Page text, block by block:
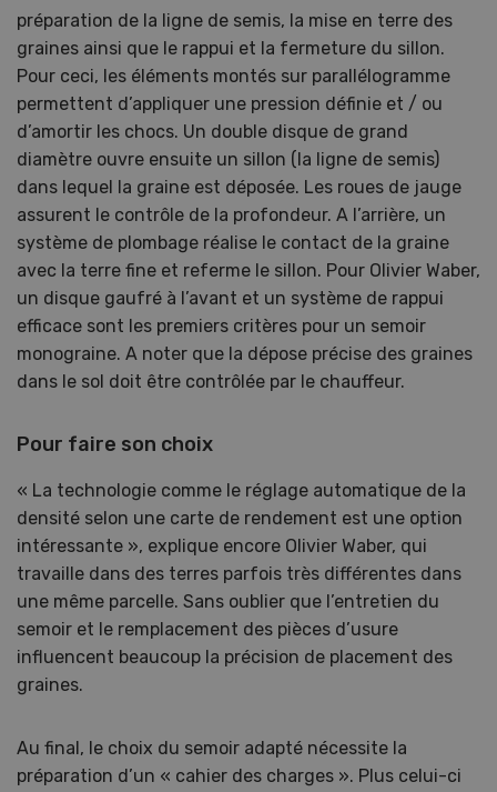
préparation de la ligne de semis, la mise en terre des
graines ainsi que le rappui et la fermeture du sillon.
Pour ceci, les éléments montés sur parallélogramme
permettent d’appliquer une pression définie et / ou
d’amortir les chocs. Un double disque de grand
diamètre ouvre ensuite un sillon (la ligne de semis)
dans lequel la graine est déposée. Les roues de jauge
assurent le contrôle de la profondeur. A l’arrière, un
système de plombage réalise le contact de la graine
avec la terre fine et referme le sillon. Pour Olivier Waber,
un disque gaufré à l’avant et un système de rappui
efficace sont les premiers critères pour un semoir
monograine. A noter que la dépose précise des graines
dans le sol doit être contrôlée par le chauffeur.
Pour faire son choix
« La technologie comme le réglage automatique de la
densité selon une carte de rendement est une option
intéressante », explique encore Olivier Waber, qui
travaille dans des terres parfois très différentes dans
une même parcelle. Sans oublier que l’entretien du
semoir et le remplacement des pièces d’usure
influencent beaucoup la précision de placement des
graines.
Au final, le choix du semoir adapté nécessite la
préparation d’un « cahier des charges ». Plus celui-ci